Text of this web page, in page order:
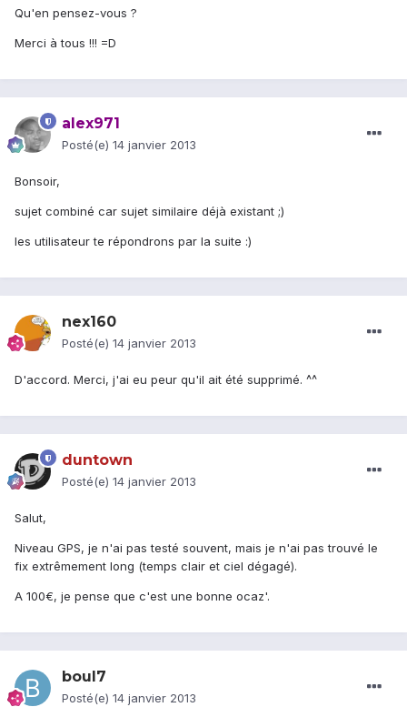
Qu'en pensez-vous ?
Merci à tous !!! =D
alex971
Posté(e) 14 janvier 2013
Bonsoir,
sujet combiné car sujet similaire déjà existant ;)
les utilisateur te répondrons par la suite :)
nex160
Posté(e) 14 janvier 2013
D'accord. Merci, j'ai eu peur qu'il ait été supprimé. ^^
duntown
Posté(e) 14 janvier 2013
Salut,
Niveau GPS, je n'ai pas testé souvent, mais je n'ai pas trouvé le
fix extrêmement long (temps clair et ciel dégagé).
A 100€, je pense que c'est une bonne ocaz'.
boul7
Posté(e) 14 janvier 2013